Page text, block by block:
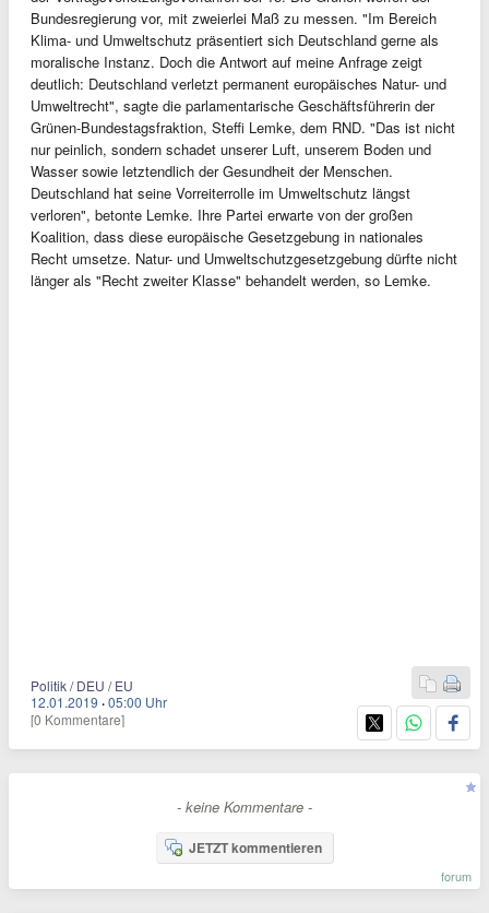
Bundesregierung vor, mit zweierlei Maß zu messen. "Im Bereich
Klima- und Umweltschutz präsentiert sich Deutschland gerne als
moralische Instanz. Doch die Antwort auf meine Anfrage zeigt
deutlich: Deutschland verletzt permanent europäisches Natur- und
Umweltrecht", sagte die parlamentarische Geschäftsführerin der
Grünen-Bundestagsfraktion, Steffi Lemke, dem RND. "Das ist nicht
nur peinlich, sondern schadet unserer Luft, unserem Boden und
Wasser sowie letztendlich der Gesundheit der Menschen.
Deutschland hat seine Vorreiterrolle im Umweltschutz längst
verloren", betonte Lemke. Ihre Partei erwarte von der großen
Koalition, dass diese europäische Gesetzgebung in nationales
Recht umsetze. Natur- und Umweltschutzgesetzgebung dürfte nicht
länger als "Recht zweiter Klasse" behandelt werden, so Lemke.
Politik / DEU / EU
12.01.2019 ·05:00 Uhr
[0 Kommentare]
- keine Kommentare -
JETZT kommentieren
forum